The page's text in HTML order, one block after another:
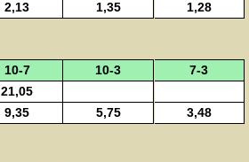
2,13 1,35 1,28
10-7 10-3
7-3
21,05
9,35 5,75 3,48